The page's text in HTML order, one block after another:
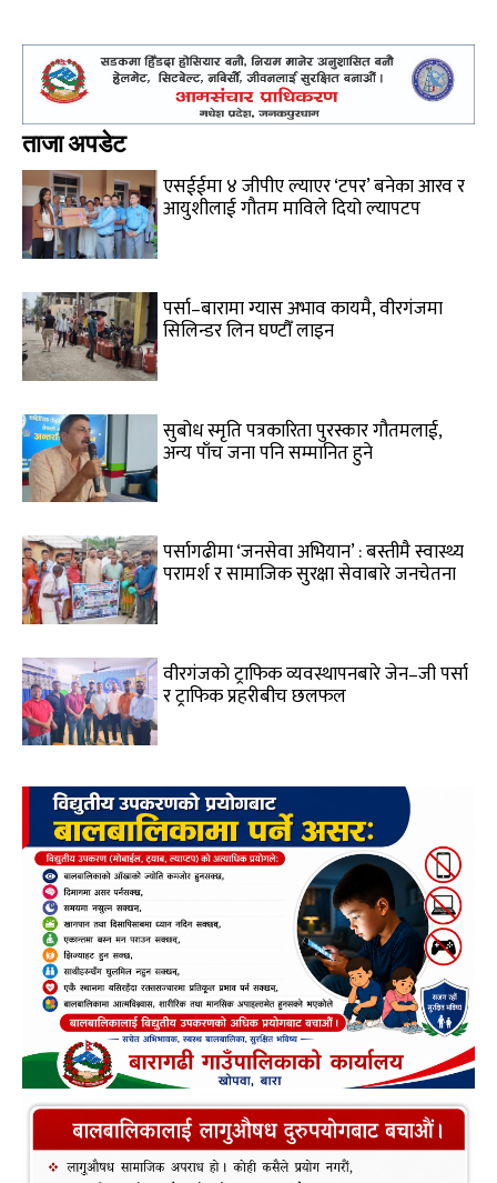
ताजा अपडेट
एसईईमा ४ जीपीए ल्याएर ‘टपर’ बनेका आरव र
आयुशीलाई गौतम माविले दियो ल्यापटप
पर्सा–बारामा ग्यास अभाव कायमै, वीरगंजमा
सिलिन्डर लिन घण्टौँ लाइन
सुबोध स्मृति पत्रकारिता पुरस्कार गौतमलाई,
अन्य पाँच जना पनि सम्मानित हुने
पर्सागढीमा ‘जनसेवा अभियान’ : बस्तीमै स्वास्थ्य
परामर्श र सामाजिक सुरक्षा सेवाबारे जनचेतना
वीरगंजकाे ट्राफिक व्यवस्थापनबारे जेन–जी पर्सा
र ट्राफिक प्रहरीबीच छलफल